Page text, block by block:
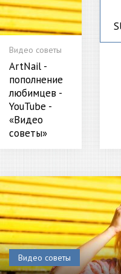
Видео советы
ArtNail -
пополнение
любимцев -
YouTube -
«Видео
советы»
Видео советы